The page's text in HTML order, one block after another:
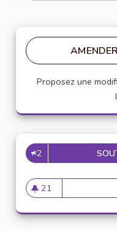
Proposez une
2
21
21 abonnés